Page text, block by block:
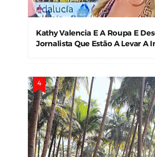
Kathy Valencia E A Roupa E
Jornalista Que Estão A Levar A